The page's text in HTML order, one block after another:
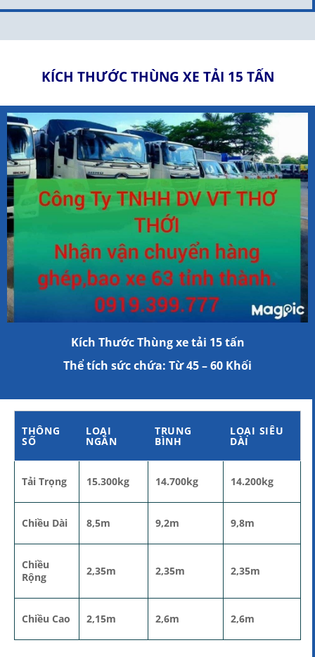
KÍCH THƯỚC THÙNG XE TẢI 15 TẤN
Kích Thước Thùng xe tải 15 tấn
Thể tích sức chứa: Từ 45 – 60 Khối
THÔNG
SỐ
LOẠI
NGẮN
TRUNG
BÌNH
LOẠI SIÊU
DÀI
Tải Trọng 15.300kg 14.700kg 14.200kg
Chiều Dài 8,5m 9,2m 9,8m
Chiều
Rộng
2,35m 2,35m 2,35m
Chiều Cao 2,15m 2,6m 2,6m